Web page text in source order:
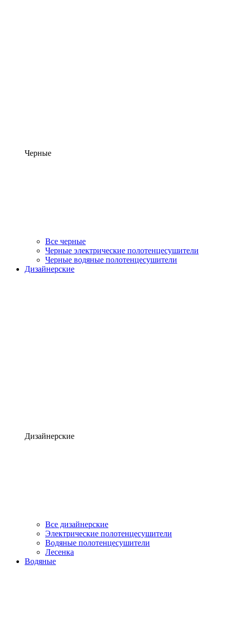
Черные
Все черные
Черные электрические полотенцесушители
Черные водяные полотенцесушители
Дизайнерские
Дизайнерские
Все дизайнерские
Электрические полотенцесушители
Водяные полотенцесушители
Лесенка
Водяные